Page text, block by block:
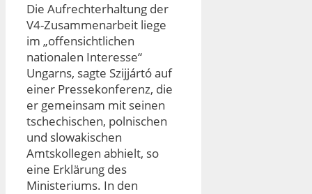
Die Aufrechterhaltung der
V4-Zusammenarbeit liege
im „offensichtlichen
nationalen Interesse“
Ungarns, sagte Szijjártó auf
einer Pressekonferenz, die
er gemeinsam mit seinen
tschechischen, polnischen
und slowakischen
Amtskollegen abhielt, so
eine Erklärung des
Ministeriums. In den